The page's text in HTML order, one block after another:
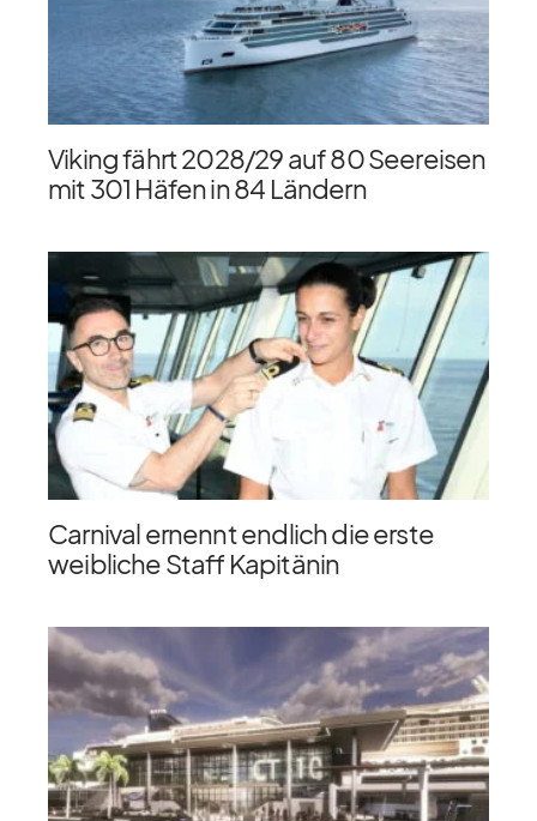
Viking fährt 2028/​29 auf 80 Seereisen
mit 301 Häfen in 84 Ländern
Carnival ernennt endlich die erste
weibliche Staff Kapitänin